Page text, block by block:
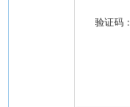
验证码：